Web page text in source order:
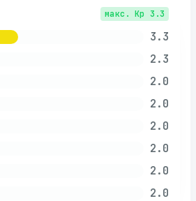
макс. Kp 3.3
3.3
2.3
2.0
2.0
2.0
2.0
2.0
2.0